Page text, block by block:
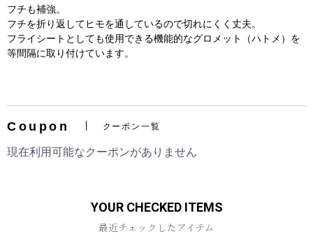
フチも補強。
フチを折り返してヒモを通しているので切れにくく丈夫。
フライシートとしても使用できる機能的なグロメット（ハトメ）を
等間隔に取り付けています。
Coupon クーポン一覧
現在利用可能なクーポンがありません
YOUR CHECKED ITEMS
最近チェックしたアイテム